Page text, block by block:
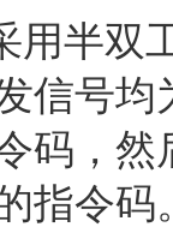
用半双
信号
码，
指令